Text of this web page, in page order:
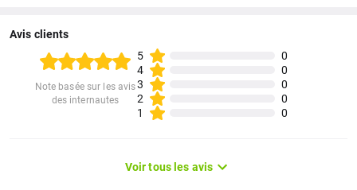
Avis clients
Note basée sur les avis
des internautes
5
0
4
0
3
0
2
0
1
0
Voir tous les avis